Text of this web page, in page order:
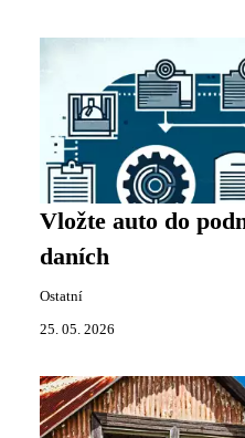
Vložte auto do
daních
Ostatní
25. 05. 2026